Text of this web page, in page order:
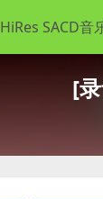
HiRes SACD音
[